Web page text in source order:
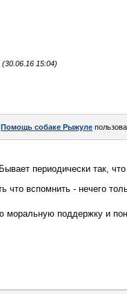
15:04)
Помощь собаке Рыжуле
периодически так,
вспомнить - нечего
моральную поддержку и